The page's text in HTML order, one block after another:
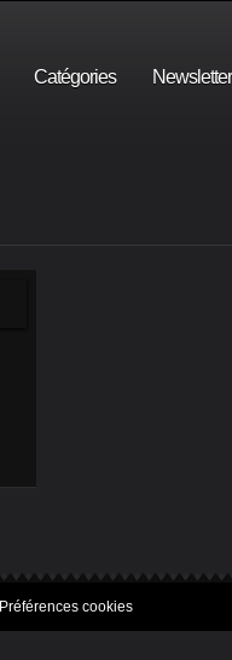
Catégories Newsletter
Préférences cookies